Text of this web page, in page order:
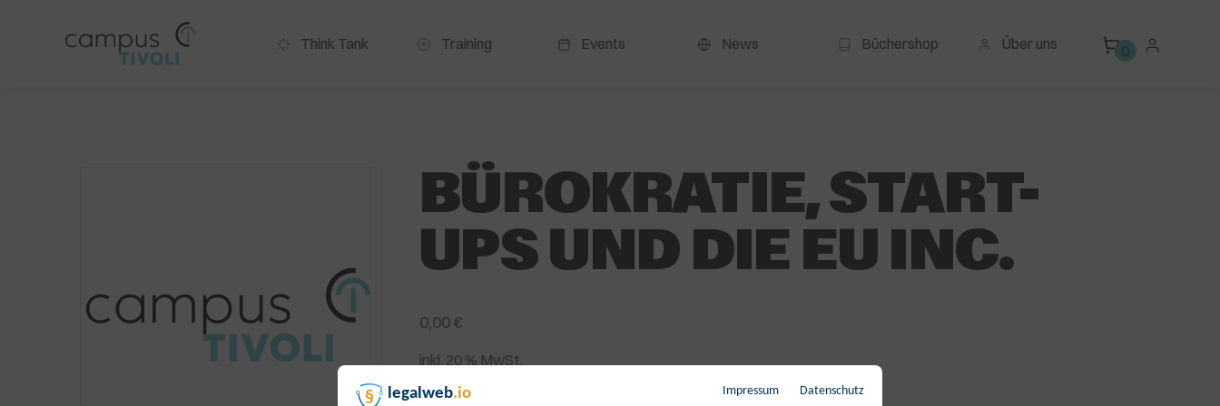
Think Tank Training Events News Büchershop Über uns 0
BÜROKRATIE, START-
UPS UND DIE EU INC.
0,00€
inkl. 20 % MwSt.
[{“id”:4921236,”token”:”8FW6GY”,”data”:[]}]
legalweb.io Impressum Datenschutz